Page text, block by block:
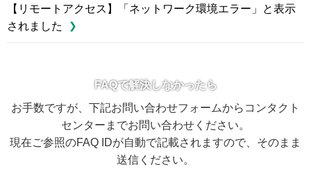
【リモートアクセス】「ネットワーク環境エラー」と表示
されました
FAQで解決しなかったら
お手数ですが、下記お問い合わせフォームからコンタクト
センターまでお問い合わせください。
現在ご参照のFAQ IDが自動で記載されますので、そのまま
送信ください。